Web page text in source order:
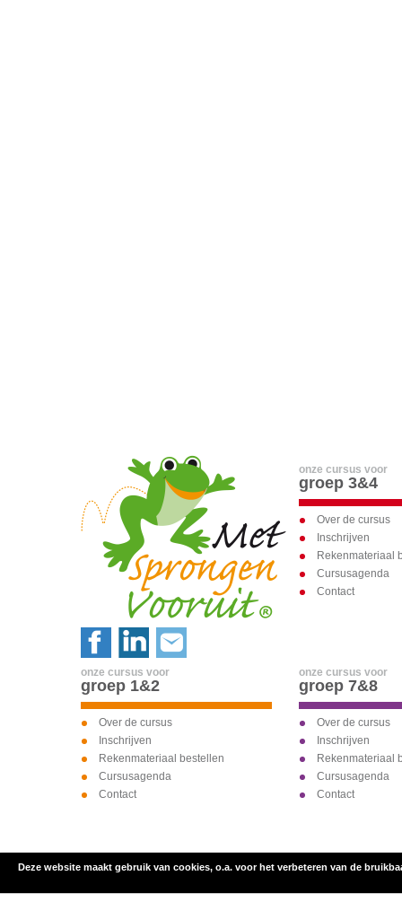
onze cursus voor
groep 3&4
Over de cursus
Inschrijven
Rekenmateriaal
Cursusagenda
Contact
onze cursus voor
groep 1&2
Over de cursus
Inschrijven
Rekenmateriaal bestellen
Cursusagenda
Contact
onze cursus voor
groep 7&8
Over de cursus
Inschrijven
Rekenmateriaal
Cursusagenda
Contact
inschrijven voor
Deze website maakt gebruik van cookies, o.a. voor het verbeteren van de